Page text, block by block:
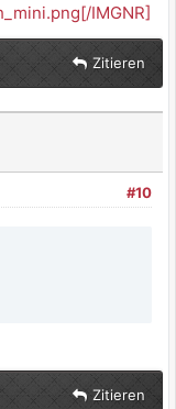
IMGNR]
Zitieren
#10
Zitieren